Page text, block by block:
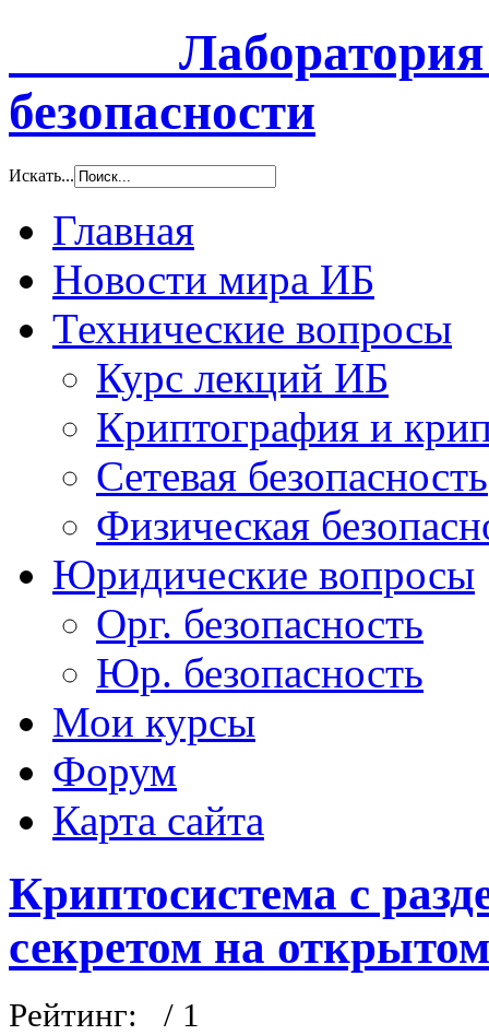
Лаборатория
безопасности
Искать...
Главная
Новости мира ИБ
Технические вопросы
Курс лекций ИБ
Криптография и
Сетевая безопасность
Физическая
Юридические вопросы
Орг. безопасность
Юр. безопасность
Мои курсы
Форум
Карта сайта
Криптосистема с
секретом на
Рейтинг: / 1